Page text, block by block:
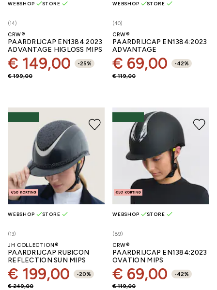
(14)
WEBSHOP STORE
CRW®
PAARDRIJCAP EN1384:2023
ADVANTAGE HIGLOSS MIPS
€ 149,00 -25%
€ 199,00
(40)
WEBSHOP STORE
CRW®
PAARDRIJCAP EN1384:2023
ADVANTAGE
€ 69,00 -42%
€ 119,00
(13)
WEBSHOP STORE
JH COLLECTION®
PAARDRIJCAP RUBICON
REFLECTION SUN MIPS
€ 199,00 -20%
€ 249,00
(89)
WEBSHOP STORE
CRW®
PAARDRIJCAP EN1384:2023
OVATION MIPS
€ 69,00 -42%
€ 119,00